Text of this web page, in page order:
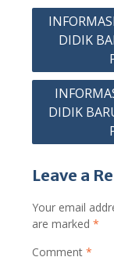
Post
navigation
DIDIK
DIDIK
Leave a
Your email
are marked *
Comment *